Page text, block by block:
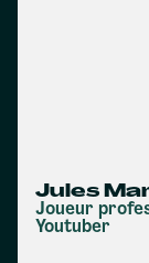
Jules
Joueur
Youtuber